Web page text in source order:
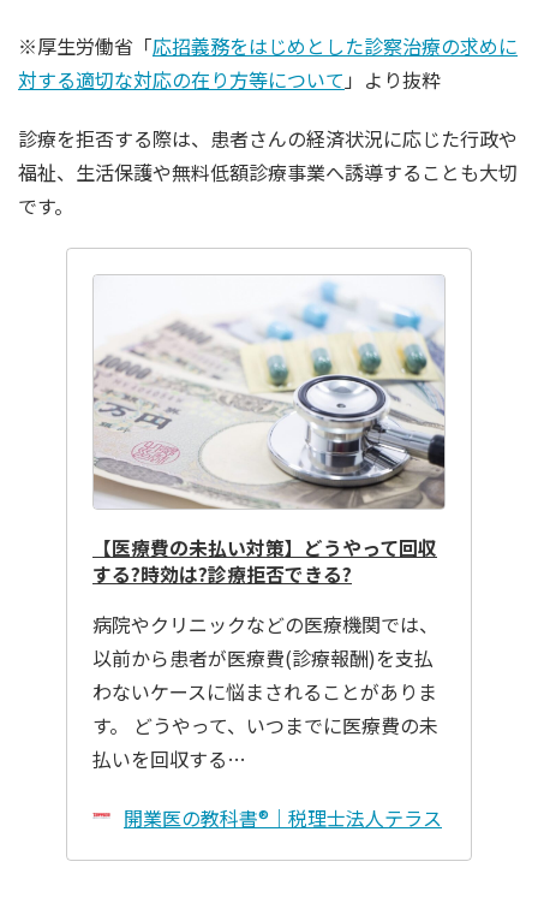
※厚生労働省「応招義務をはじめとした診察治療の求めに
対する適切な対応の在り方等について 」より抜粋
診療を拒否する際は、患者さんの経済状況に応じた行政や
福祉、生活保護や無料低額診療事業へ誘導することも大切
です。
【医療費の未払い対策】どうやって回収
する?時効は?診療拒否できる?
病院やクリニックなどの医療機関では、
以前から患者が医療費(診療報酬)を支払
わないケースに悩まされることがありま
す。 どうやって、いつまでに医療費の未
払いを回収する…
開業医の教科書®｜税理士法人テラス